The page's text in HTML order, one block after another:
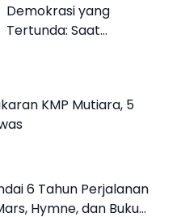
Demokrasi yang
Tertunda: Saat
KMP Mutiara, 5
6 Tahun Perjalanan
Hymne, dan Buku